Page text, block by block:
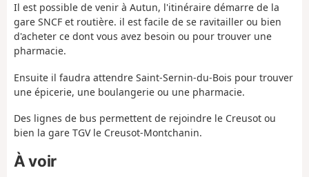
Il est possible de venir à Autun, l'itinéraire démarre de la
gare SNCF et routière. il est facile de se ravitailler ou bien
d'acheter ce dont vous avez besoin ou pour trouver une
pharmacie.
Ensuite il faudra attendre Saint-Sernin-du-Bois pour trouver
une épicerie, une boulangerie ou une pharmacie.
Des lignes de bus permettent de rejoindre le Creusot ou
bien la gare TGV le Creusot-Montchanin.
À voir